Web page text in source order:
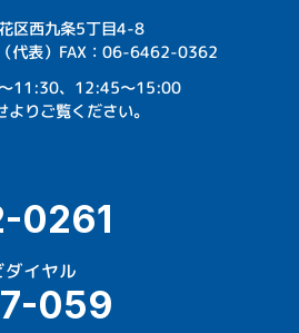
区西九条5丁目4-8
代表）FAX：06-6462-0362
11:30、12:45～15:00
りご覧ください。
0261
イヤル
059